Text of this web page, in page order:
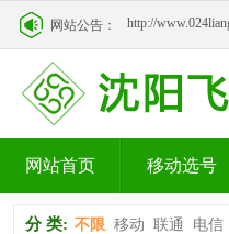
网站公告： http://
网站首页 移动选号
分 类: 不限 移动 联通 电信